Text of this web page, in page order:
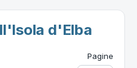
d'Elba
Pagine